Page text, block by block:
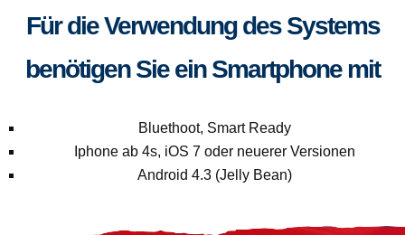
Für die Verwendung des Systems
benötigen Sie ein Smartphone mit
Bluethoot, Smart Ready
Iphone ab 4s, iOS 7 oder neuerer Versionen
Android 4.3 (Jelly Bean)